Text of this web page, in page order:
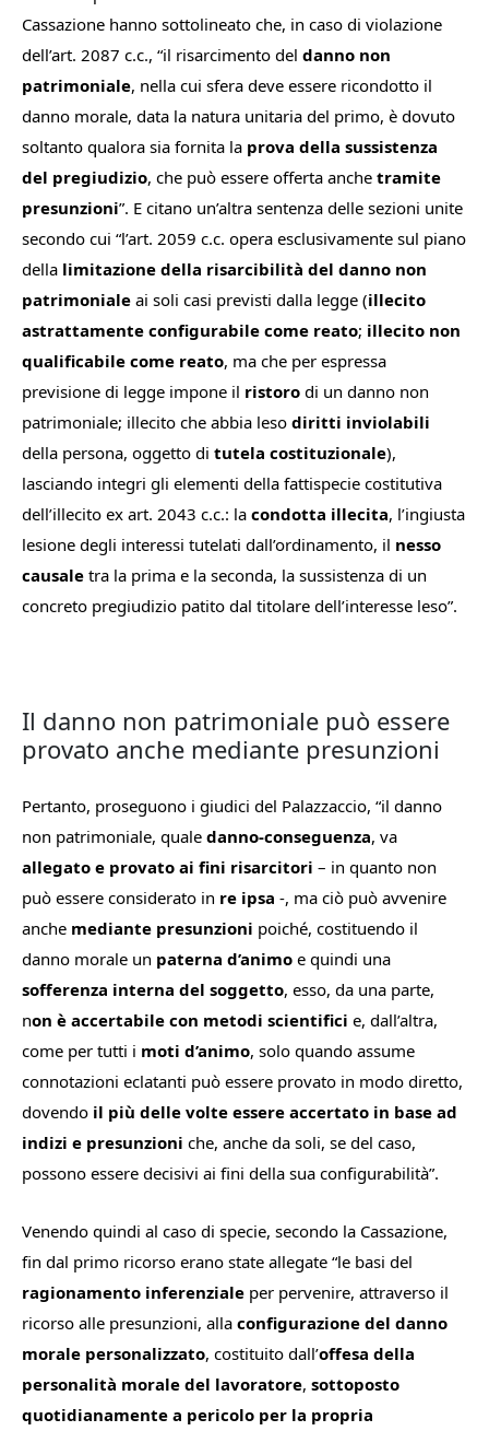
Cassazione hanno sottolineato che, in caso di violazione
dell’art. 2087 c.c., “il risarcimento del danno non
patrimoniale, nella cui sfera deve essere ricondotto il
danno morale, data la natura unitaria del primo, è dovuto
soltanto qualora sia fornita la prova della sussistenza
del pregiudizio, che può essere offerta anche tramite
presunzioni”. E citano un’altra sentenza delle sezioni unite
secondo cui “l’art. 2059 c.c. opera esclusivamente sul piano
della limitazione della risarcibilità del danno non
patrimoniale ai soli casi previsti dalla legge (illecito
astrattamente configurabile come reato; illecito non
qualificabile come reato, ma che per espressa
previsione di legge impone il ristoro di un danno non
patrimoniale; illecito che abbia leso diritti inviolabili
della persona, oggetto di tutela costituzionale),
lasciando integri gli elementi della fattispecie costitutiva
dell’illecito ex art. 2043 c.c.: la condotta illecita, l’ingiusta
lesione degli interessi tutelati dall’ordinamento, il nesso
causale tra la prima e la seconda, la sussistenza di un
concreto pregiudizio patito dal titolare dell’interesse leso”.
Il danno non patrimoniale può essere
provato anche mediante presunzioni
Pertanto, proseguono i giudici del Palazzaccio, “il danno
non patrimoniale, quale danno-conseguenza, va
allegato e provato ai fini risarcitori – in quanto non
può essere considerato in re ipsa -, ma ciò può avvenire
anche mediante presunzioni poiché, costituendo il
danno morale un paterna d’animo e quindi una
sofferenza interna del soggetto, esso, da una parte,
non è accertabile con metodi scientifici e, dall’altra,
come per tutti i moti d’animo, solo quando assume
connotazioni eclatanti può essere provato in modo diretto,
dovendo il più delle volte essere accertato in base ad
indizi e presunzioni che, anche da soli, se del caso,
possono essere decisivi ai fini della sua configurabilità”.
Venendo quindi al caso di specie, secondo la Cassazione,
fin dal primo ricorso erano state allegate “le basi del
ragionamento inferenziale per pervenire, attraverso il
ricorso alle presunzioni, alla configurazione del danno
morale personalizzato, costituito dall’offesa della
personalità morale del lavoratore, sottoposto
quotidianamente a pericolo per la propria